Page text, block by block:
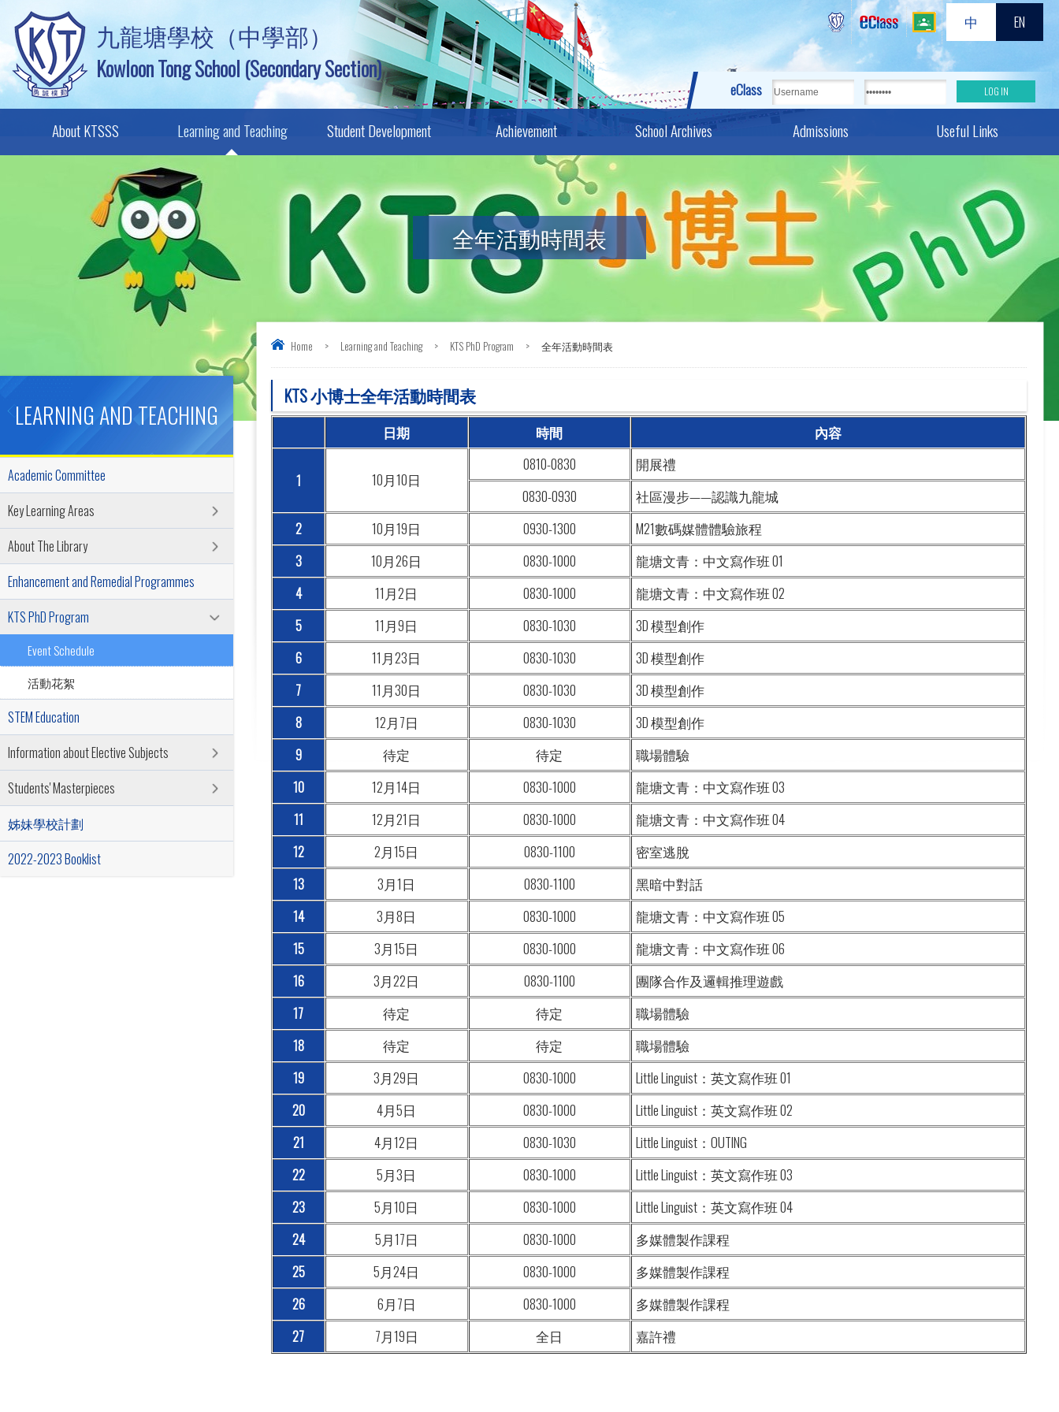
九龍塘學校（中學部）
Kowloon Tong School (Secondary Section)
中 EN
eClass
About KTSSS Learning and Teaching Student Development Achievement School Archives Admissions Useful Links
全年活動時間表
Home > Learning and Teaching > KTS PhD Program > 全年活動時間表
KTS 小博士全年活動時間表
日期 時間 內容
1 10月10日
0810-0830
開展禮
0830-0930
社區漫步——認識九龍城
2
10月19日 0930-1300
M21數碼媒體體驗旅程
3
10月26日 0830-1000
龍塘文青：中文寫作班 01
4
11月2日 0830-1000
龍塘文青：中文寫作班 02
5
11月9日 0830-1030
3D 模型創作
6
11月23日 0830-1030
3D 模型創作
7
11月30日 0830-1030
3D 模型創作
8
12月7日 0830-1030
3D 模型創作
9
待定 待定
職場體驗
10
12月14日 0830-1000
龍塘文青：中文寫作班 03
11
12月21日 0830-1000
龍塘文青：中文寫作班 04
12
2月15日 0830-1100
密室逃脫
13
3月1日 0830-1100
黑暗中對話
14
3月8日 0830-1000
龍塘文青：中文寫作班 05
15
3月15日 0830-1000
龍塘文青：中文寫作班 06
16
3月22日 0830-1100
團隊合作及邏輯推理遊戲
17
待定 待定
職場體驗
18
待定 待定
職場體驗
19
3月29日 0830-1000
Little Linguist：英文寫作班 01
20
4月5日 0830-1000
Little Linguist：英文寫作班 02
21
4月12日 0830-1030
Little Linguist：OUTING
22
5月3日 0830-1000
Little Linguist：英文寫作班 03
23
5月10日 0830-1000
Little Linguist：英文寫作班 04
24
5月17日 0830-1000
多媒體製作課程
25
5月24日 0830-1000
多媒體製作課程
26
6月7日 0830-1000
多媒體製作課程
27
7月19日 全日 嘉許禮
LEARNING AND TEACHING
Academic Committee
Key Learning Areas
About The Library
Enhancement and Remedial Programmes
KTS PhD Program
Event Schedule
活動花絮
STEM Education
Information about Elective Subjects
Students' Masterpieces
姊妹學校計劃
2022-2023 Booklist